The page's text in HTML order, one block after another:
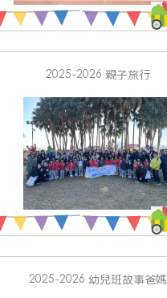
2025-2026 親子旅行
2025-2026 幼兒班故事爸媽